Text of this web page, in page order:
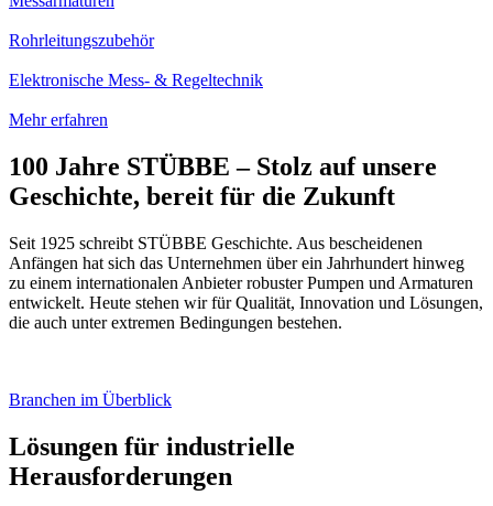
Rohrleitungszubehör
Elektronische Mess- & Regeltechnik
Mehr erfahren
100 Jahre STÜBBE – Stolz auf unsere
Geschichte, bereit für die Zukunft
Seit 1925 schreibt STÜBBE Geschichte. Aus bescheidenen
Anfängen hat sich das Unternehmen über ein Jahrhundert hinweg
zu einem internationalen Anbieter robuster Pumpen und Armaturen
entwickelt. Heute stehen wir für Qualität, Innovation und Lösungen,
die auch unter extremen Bedingungen bestehen.
Branchen im Überblick
Lösungen für industrielle
Herausforderungen